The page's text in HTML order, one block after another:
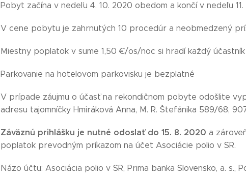
Pobyt začína v nedeľu 4. 10. 2020 obedom a končí v nedeľu 11.
V cene pobytu je zahrnutých 10 procedúr a neobmedzený
Miestny poplatok v sume 1,50 €/os/noc si hradí každý
Parkovanie na hotelovom parkovisku je bezplatné
V prípade záujmu o účasť na rekondičnom pobyte odošlite
adresu tajomníčky Hmiráková Anna, M. R. Štefánika 589/68,
Záväznú prihlášku je nutné odoslať do 15. 8. 2020 a
poplatok prevodným príkazom na účet Asociácie polio v SR.
Názo účtu: Asociácia polio v SR, Prima banka Slovensko,